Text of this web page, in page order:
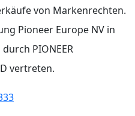
von Markenrechten.
Pioneer Europe NV in
PIONEER
vertreten.